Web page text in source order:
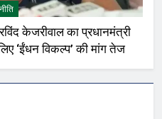
केजरीवाल का प्रधानमंत्री
‘ईंधन विकल्प’ की मांग तेज